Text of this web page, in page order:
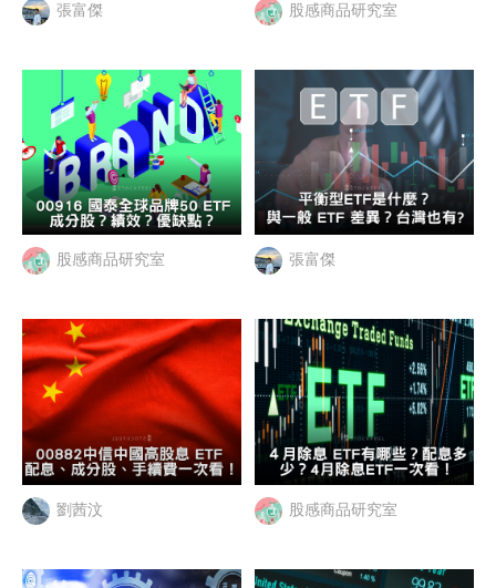
張富傑 股感商品研究室
股感商品研究室 張富傑
劉茜汶 股感商品研究室